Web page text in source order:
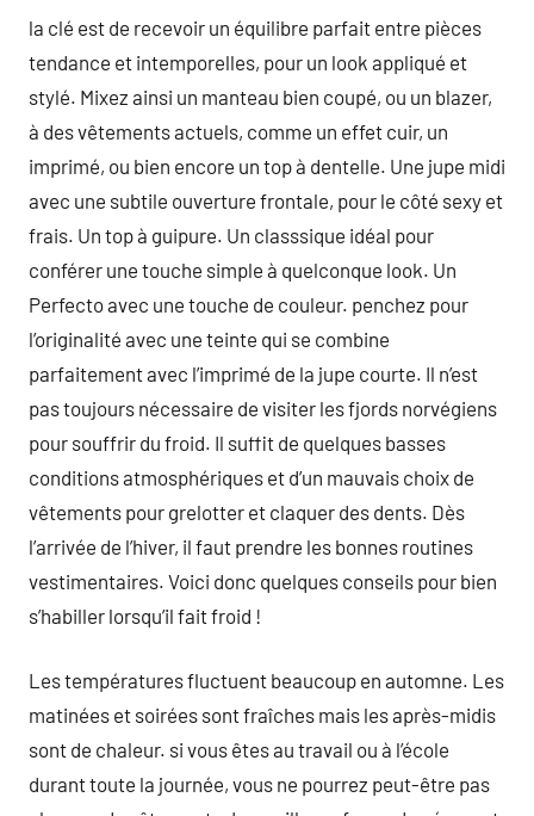
la clé est de recevoir un équilibre parfait entre pièces
tendance et intemporelles, pour un look appliqué et
stylé. Mixez ainsi un manteau bien coupé, ou un blazer,
à des vêtements actuels, comme un effet cuir, un
imprimé, ou bien encore un top à dentelle. Une jupe midi
avec une subtile ouverture frontale, pour le côté sexy et
frais. Un top à guipure. Un classsique idéal pour
conférer une touche simple à quelconque look. Un
Perfecto avec une touche de couleur. penchez pour
l’originalité avec une teinte qui se combine
parfaitement avec l’imprimé de la jupe courte. Il n’est
pas toujours nécessaire de visiter les fjords norvégiens
pour souffrir du froid. Il suffit de quelques basses
conditions atmosphériques et d’un mauvais choix de
vêtements pour grelotter et claquer des dents. Dès
l’arrivée de l’hiver, il faut prendre les bonnes routines
vestimentaires. Voici donc quelques conseils pour bien
s’habiller lorsqu’il fait froid !
Les températures fluctuent beaucoup en automne. Les
matinées et soirées sont fraîches mais les après-midis
sont de chaleur. si vous êtes au travail ou à l’école
durant toute la journée, vous ne pourrez peut-être pas